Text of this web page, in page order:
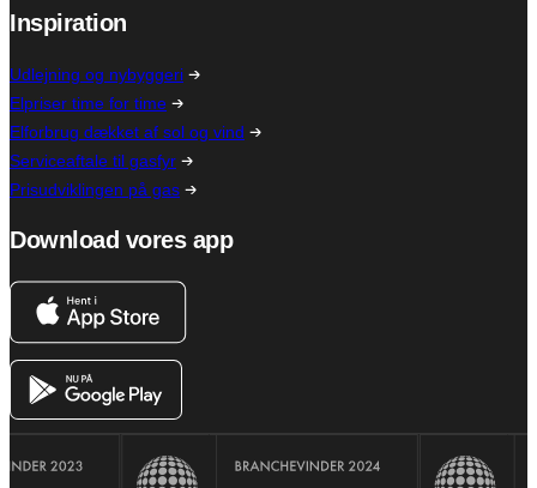
Inspiration
Udlejning og nybyggeri
Elpriser time for time
Elforbrug dækket af sol og vind
Serviceaftale til gasfyr
Prisudviklingen på gas
Download vores app